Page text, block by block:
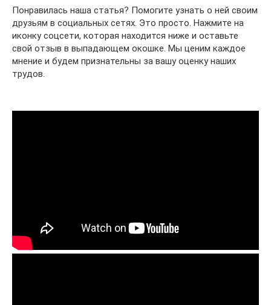
Понравилась наша статья? Помогите узнать о ней своим
друзьям в социальных сетях. Это просто. Нажмите на
иконку соцсети, которая находится ниже и оставьте
свой отзыв в выпадающем окошке. Мы ценим каждое
мнение и будем признательны за вашу оценку наших
трудов.